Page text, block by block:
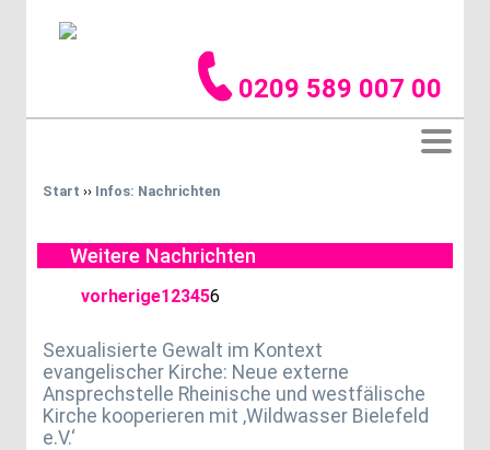
0209 589 007 00
Start ›› Infos: Nachrichten
Weitere Nachrichten
vorherige123456
Sexualisierte Gewalt im Kontext
evangelischer Kirche: Neue externe
Ansprechstelle Rheinische und westfälische
Kirche kooperieren mit ‚Wildwasser Bielefeld
e.V.‘